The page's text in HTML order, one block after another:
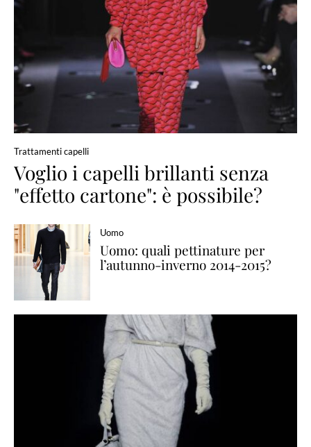
Trattamenti capelli
Voglio i capelli brillanti senza
"effetto cartone": è possibile?
Uomo
Uomo: quali pettinature per
l’autunno-inverno 2014-2015?